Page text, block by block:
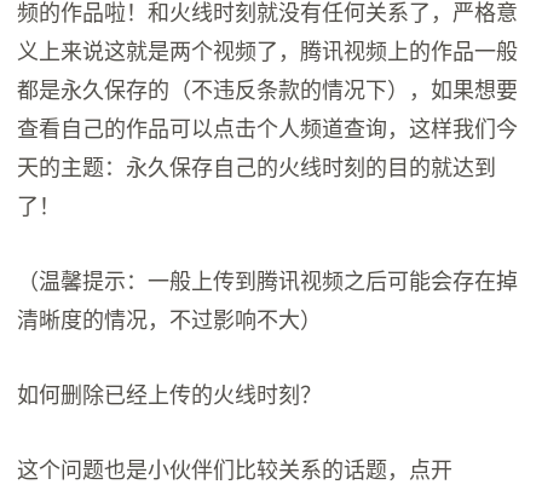
频的作品啦！和火线时刻就没有任何关系了，严格意
义上来说这就是两个视频了，腾讯视频上的作品一般
都是永久保存的（不违反条款的情况下），如果想要
查看自己的作品可以点击个人频道查询，这样我们今
天的主题：永久保存自己的火线时刻的目的就达到
了！
（温馨提示：一般上传到腾讯视频之后可能会存在掉
清晰度的情况，不过影响不大）
如何删除已经上传的火线时刻？
这个问题也是小伙伴们比较关系的话题，点开